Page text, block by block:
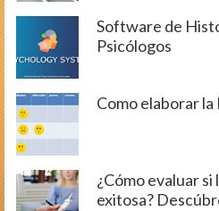
Software de
Psicólogos
Como elaborar la
¿Cómo evaluar si
exitosa?